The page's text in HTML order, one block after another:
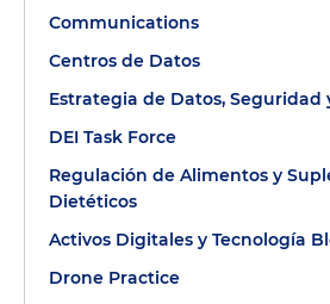
Communications
Centros de Datos
Estrategia de Datos, Seguridad
DEI Task Force
Regulación de Alimentos y
Dietéticos
Activos Digitales y Tecnología
Drone Practice